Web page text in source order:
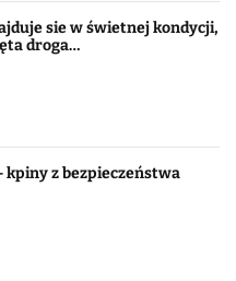
sie w świetnej kondycji,
droga…
kpiny z bezpieczeństwa